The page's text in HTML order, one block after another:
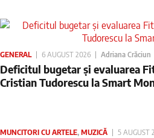
GENERAL 6 AUGUST 2026 Adriana Crăciun
Deficitul bugetar și evaluarea
Cristian Tudorescu la Smart
MUNCITORI CU ARTELE, MUZICĂ 5 AUGUST